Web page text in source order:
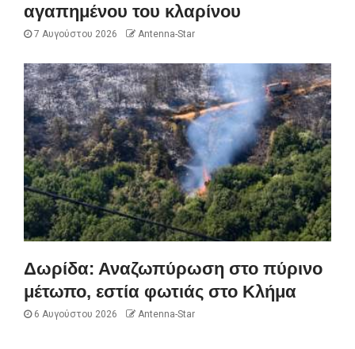
αγαπημένου του κλαρίνου
7 Αυγούστου 2026 Antenna-Star
Δωρίδα: Αναζωπύρωση στο πύρινο
μέτωπο, εστία φωτιάς στο Κλήμα
6 Αυγούστου 2026 Antenna-Star